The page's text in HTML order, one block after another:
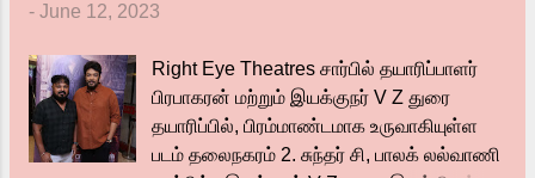
நம்பிக்கையுடன் வந்துள்ளோம். மிகச்சிறந்த
உருவாக்கவுள்ளனர். உங்கள் ஆதரவை
தாருங்கள் நன்றி. இசையமைப்பாளர் ஜிப்ரான்
பேசியதாவது… அதுல் சார், ராட்சசன்
பார்த்துவிட்டு ஒரு படம் பண்ணலாம் என்றார்.
- June 12, 2023
Right Eye Theatres சார்பில் தயாரிப்பாளர்
பிரபாகரன் மற்றும் இயக்குநர் V Z துரை
தயாரிப்பில், பிரம்மாண்டமாக உருவாகியுள்ள
படம் தலைநகரம் 2. சுந்தர் சி, பாலக் லல்வாணி